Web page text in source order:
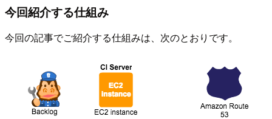
今回紹介する仕組み
今回の記事でご紹介する仕組みは、次のとおりです。